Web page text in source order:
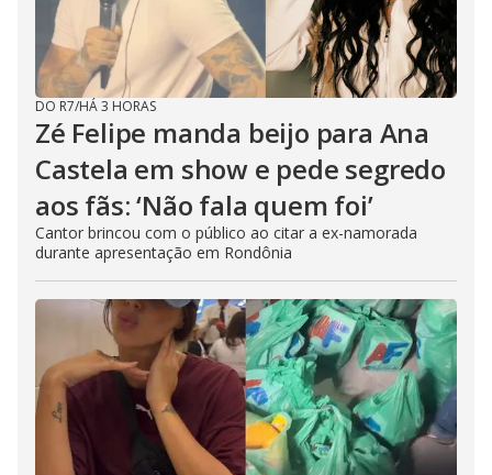
DO R7/HÁ 3 HORAS
Zé Felipe manda beijo para Ana
Castela em show e pede segredo
aos fãs: ‘Não fala quem foi’
Cantor brincou com o público ao citar a ex-namorada
durante apresentação em Rondônia